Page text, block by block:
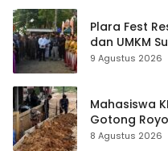
Plara Fest
dan UMKM
9 Agustus 2026
Mahasiswa
Gotong
Majelis
8 Agustus 2026